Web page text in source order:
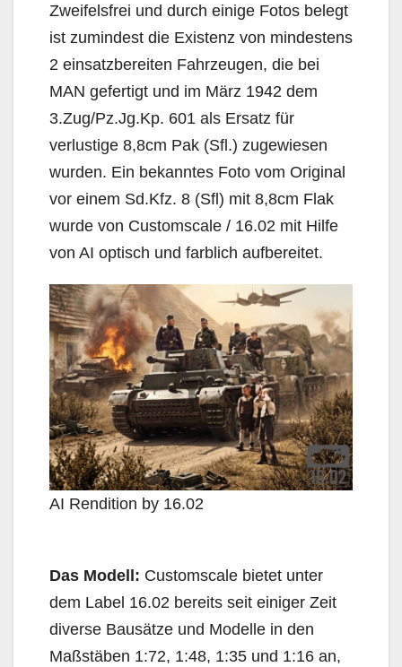
Zweifelsfrei und durch einige Fotos belegt
ist zumindest die Existenz von mindestens
2 einsatzbereiten Fahrzeugen, die bei
MAN gefertigt und im März 1942 dem
3.Zug/Pz.Jg.Kp. 601 als Ersatz für
verlustige 8,8cm Pak (Sfl.) zugewiesen
wurden. Ein bekanntes Foto vom Original
vor einem Sd.Kfz. 8 (Sfl) mit 8,8cm Flak
wurde von Customscale / 16.02 mit Hilfe
von AI optisch und farblich aufbereitet.
AI Rendition by 16.02
Das Modell: Customscale bietet unter
dem Label 16.02 bereits seit einiger Zeit
diverse Bausätze und Modelle in den
Maßstäben 1:72, 1:48, 1:35 und 1:16 an,